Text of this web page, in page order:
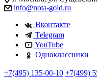
info@nota-gold.ru
Вконтакте
Telegram
YouTube
Одноклассники
+7(495) 135-00-10 +7(499)